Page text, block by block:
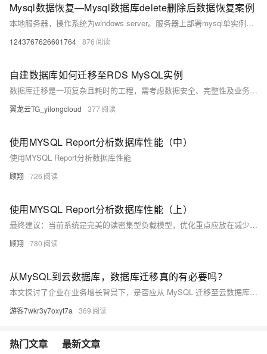
Mysql数据恢复—Mysql数据库delete删除后数据恢复案例
本地服务器，操作系统为windows server。服务器上部署mysql单实例，innodb引擎，独立表空间。未进行数据库备份，未开启binlog。 人为误操作使用Delete命令删除数据时未添加where子句，导致全表数据被删除。删除后未对该表进行任何操作。需要恢复误删除的数据。 在本案例中的mysql数据库未进行备份，也未开启binlog日志，无法直接还原数据库。
1243767626601764 876
自建数据库如何迁移至RDS MySQL实例
数据库迁移是一项复杂且耗时的工程，需考虑数据安全、完整性及业务中断影响。使用阿里云数据传输服务DTS，可快速、平滑完成迁移任务，将应用停机时间降至分钟级。您还可通过全量备份自建数据库并恢复至RDS MySQL实例，实现间接迁移上云。
翼龙云TG_yilongcloud 377
使用MYSQL Report分析数据库性能（中）
使用MYSQL Report分析数据库性能
顾翔 726
使用MYSQL Report分析数据库性能（上）
最终建议：当前系统是完美的读密集型负载模型，优化重点应放在减少行读取量和提高数据定位效率。通过索引优化、分区策略和内存缓存，预期可降低30%的CPU负载，同时保持100%的缓冲池命中率。建议每百万次查询后刷新统计信息以持续优化
顾翔 780
从MySQL到云数据库，数据库迁移真的有必要吗？
本文探讨了企业在业务增长背景下，是否应从 MySQL 迁移至云数据库的决策问题。分析了 MySQL 的优势与瓶颈，对比了云数据库在存储计算分离、自动化运维、多负载支持等方面的优势，并提出判断迁移必要性的五个关键问题及实施路径，帮助企业理性决策并落地迁移方案。
游客7wkr3y7oxyt7a 369
热门文章 最新文章